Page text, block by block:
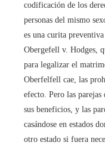
codificación de los
personas del mismo
es una curita
Obergefell v. Hodges,
para legalizar el
Oberfelfell cae, las
efecto. Pero las parejas
sus beneficios, y las
casándose en estados
otro estado si fuera